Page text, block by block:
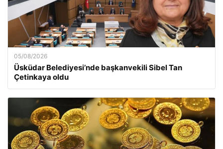
05/08/2026
Üsküdar Belediyesi’nde başkanvekili Sibel Tan
Çetinkaya oldu